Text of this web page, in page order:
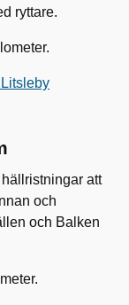
ryttare.
hällristningar att
och
och Balken